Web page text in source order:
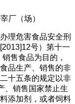
厂（场）
理危害食品安全刑
号）第十一
售食品为目的，
品生产、销售的非
十五条的规定以非
、销售国家禁止生
添加剂，或者饲料